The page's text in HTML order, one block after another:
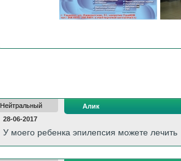
Нейтральный
28-06-2017
Алик
У моего ребенка эпилепсия можете лечить